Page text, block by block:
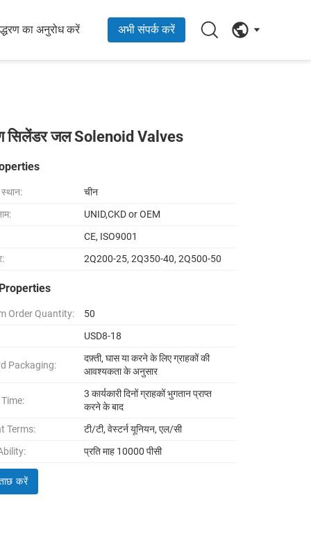
का अनुरोध करें अभी संपर्क करें
सिलेंडर जल Solenoid Valves
स्थान:
चीन
UNID,CKD or OEM
CE, ISO9001
2Q200-25, 2Q350-40, 2Q500-50
Order Quantity:
50
USD8-18
Packaging:
दफ़्ती, घास या करने के लिए ग्राहकों की
आवश्यकता के अनुसार
3 कार्यकारी दिनों ग्राहकों भुगतान प्राप्त
करने के बाद
Terms:
टी/टी, वेस्टर्न यूनियन, एल/सी
प्रति माह 10000 पीसी
करें